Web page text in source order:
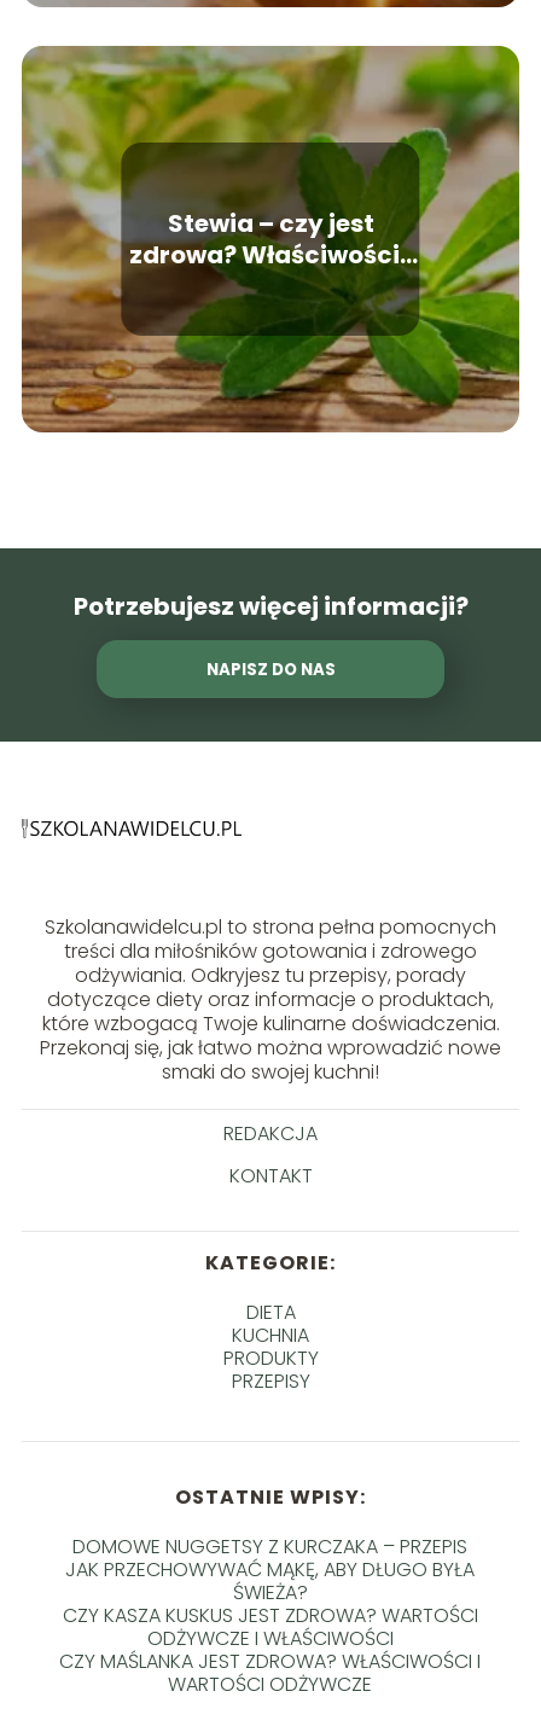
Stewia – czy jest
zdrowa? Właściwości i
zastosowanie
Potrzebujesz więcej informacji?
NAPISZ DO NAS
Szkolanawidelcu.pl to strona pełna pomocnych
treści dla miłośników gotowania i zdrowego
odżywiania. Odkryjesz tu przepisy, porady
dotyczące diety oraz informacje o produktach,
które wzbogacą Twoje kulinarne doświadczenia.
Przekonaj się, jak łatwo można wprowadzić nowe
smaki do swojej kuchni!
REDAKCJA
KONTAKT
KATEGORIE:
DIETA
KUCHNIA
PRODUKTY
PRZEPISY
OSTATNIE WPISY:
DOMOWE NUGGETSY Z KURCZAKA – PRZEPIS
JAK PRZECHOWYWAĆ MĄKĘ, ABY DŁUGO BYŁA
ŚWIEŻA?
CZY KASZA KUSKUS JEST ZDROWA? WARTOŚCI
ODŻYWCZE I WŁAŚCIWOŚCI
CZY MAŚLANKA JEST ZDROWA? WŁAŚCIWOŚCI I
WARTOŚCI ODŻYWCZE